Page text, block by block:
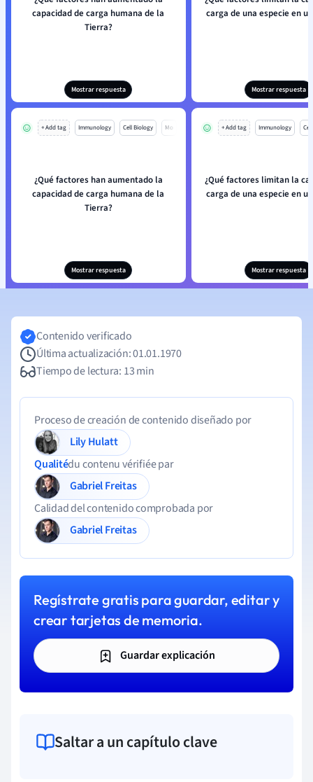
capacidad de carga humana de la
Tierra?
Mostrar respuesta
carga de una especie en
Mostrar respuesta
+ Add tag Immunology Cell Biology Mo
¿Qué factores han aumentado la
capacidad de carga humana de la
Tierra?
Mostrar respuesta
+ Add tag Immunology
¿Qué factores limitan la
carga de una especie en
Mostrar respuesta
Contenido verificado
Última actualización: 01.01.1970
Tiempo de lectura: 13 min
Proceso de creación de contenido diseñado por
Lily Hulatt
Qualitédu contenu vérifiée par
Gabriel Freitas
Calidad del contenido comprobada por
Gabriel Freitas
Regístrate gratis para guardar, editar y
crear tarjetas de memoria.
Guardar explicación
Saltar a un capítulo clave